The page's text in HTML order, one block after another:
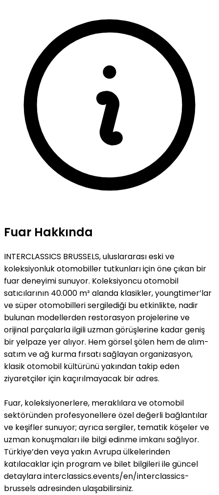
Fuar Hakkında
INTERCLASSICS BRUSSELS, uluslararası eski ve
koleksiyonluk otomobiller tutkunları için öne çıkan bir
fuar deneyimi sunuyor. Koleksiyoncu otomobil
satıcılarının 40.000 m² alanda klasikler, youngtimer’lar
ve süper otomobilleri sergilediği bu etkinlikte, nadir
bulunan modellerden restorasyon projelerine ve
orijinal parçalarla ilgili uzman görüşlerine kadar geniş
bir yelpaze yer alıyor. Hem görsel şölen hem de alım-
satım ve ağ kurma fırsatı sağlayan organizasyon,
klasik otomobil kültürünü yakından takip eden
ziyaretçiler için kaçırılmayacak bir adres.
Fuar, koleksiyonerlere, meraklılara ve otomobil
sektöründen profesyonellere özel değerli bağlantılar
ve keşifler sunuyor; ayrıca sergiler, tematik köşeler ve
uzman konuşmaları ile bilgi edinme imkanı sağlıyor.
Türkiye’den veya yakın Avrupa ülkelerinden
katılacaklar için program ve bilet bilgileri ile güncel
detaylara interclassics.events/en/interclassics-
brussels adresinden ulaşabilirsiniz.